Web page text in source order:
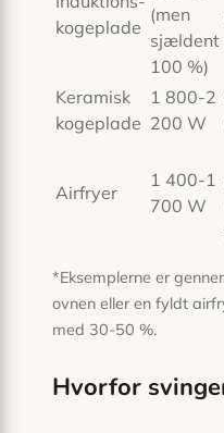
kogeplade
(men
sjældent
100 %)
Keramisk
kogeplade
1 800-2
200 W
Airfryer
1 400-1
700 W
*Eksemplerne er
ovnen eller en fyldt
med 30-50 %.
Hvorfor